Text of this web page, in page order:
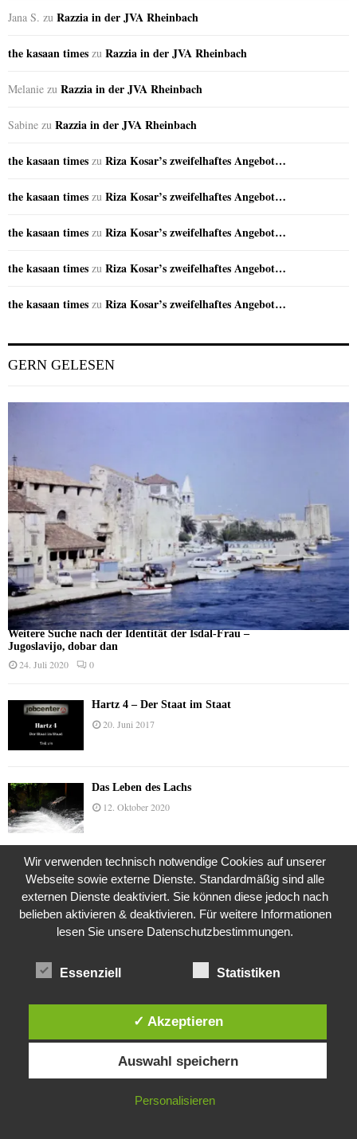
Jana S. zu Razzia in der JVA Rheinbach
the kasaan times zu Razzia in der JVA Rheinbach
Melanie zu Razzia in der JVA Rheinbach
Sabine zu Razzia in der JVA Rheinbach
the kasaan times zu Riza Kosar’s zweifelhaftes Angebot…
the kasaan times zu Riza Kosar’s zweifelhaftes Angebot…
the kasaan times zu Riza Kosar’s zweifelhaftes Angebot…
the kasaan times zu Riza Kosar’s zweifelhaftes Angebot…
the kasaan times zu Riza Kosar’s zweifelhaftes Angebot…
GERN GELESEN
Weitere Suche nach der Identität der Isdal-Frau –
Jugoslavijo, dobar dan
24. Juli 2020 0
Hartz 4 – Der Staat im Staat
20. Juni 2017
Das Leben des Lachs
12. Oktober 2020
Die Geschichte der Kubushäuser
9. Juli 2018
24. November 2015
3. November 2019
Diese Website verwendet Cookies. Durch die weitere Nutzung dieser
Website stimmst du der Verwendung von Cookies zu.
IN ORDNUNG
Wir verwenden technisch notwendige Cookies auf unserer
Webseite sowie externe Dienste. Standardmäßig sind alle
externen Dienste deaktiviert. Sie können diese jedoch nach
belieben aktivieren & deaktivieren. Für weitere Informationen
lesen Sie unsere Datenschutzbestimmungen.
Essenziell Statistiken
✓ Akzeptieren
Auswahl speichern
Personalisieren